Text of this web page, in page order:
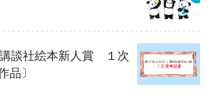
談社絵本新人賞 １次
品〕